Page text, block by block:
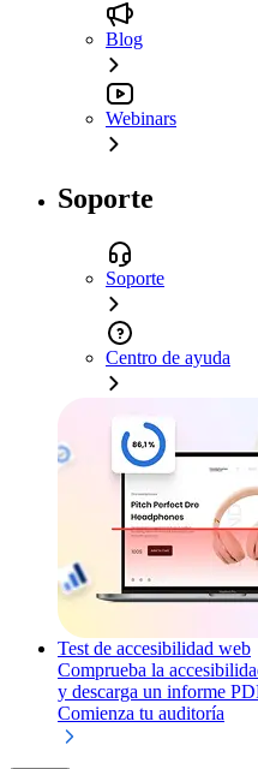
Blog
Webinars
Soporte
Soporte
Centro de ayuda
Test de accesibilidad web
Comprueba la
y descarga un informe
Comienza tu auditoría